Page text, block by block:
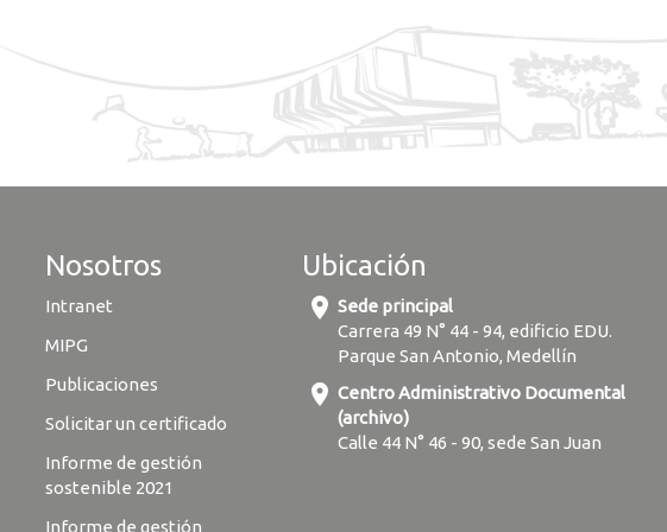
Nosotros
Intranet
MIPG
Publicaciones
Solicitar un certificado
Informe de gestión
sostenible 2021
Informe de gestión
Ubicación
location_on Sede principal
Carrera 49 N° 44 - 94, edificio EDU.
Parque San Antonio, Medellín
location_on Centro Administrativo Documental
(archivo)
Calle 44 N° 46 - 90, sede San Juan